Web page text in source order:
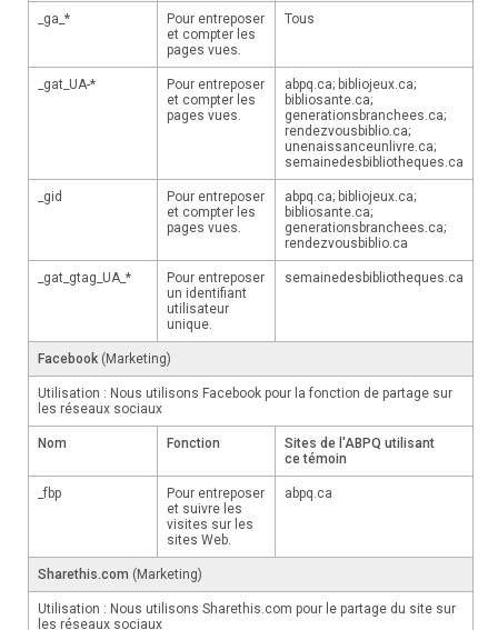
_ga_*
Pour entreposer
et compter les
pages vues.
Tous
_gat_UA-*
Pour entreposer
et compter les
pages vues.
abpq.ca; bibliojeux.ca;
bibliosante.ca;
generationsbranchees.ca;
rendezvousbiblio.ca;
unenaissanceunlivre.ca;
semainedesbibliotheques.ca
_gid
Pour entreposer
et compter les
pages vues.
abpq.ca; bibliojeux.ca;
bibliosante.ca;
generationsbranchees.ca;
rendezvousbiblio.ca
_gat_gtag_UA_*
Pour entreposer
un identifiant
utilisateur
unique.
semainedesbibliotheques.ca
Facebook (Marketing)
Utilisation : Nous utilisons Facebook pour la fonction de partage sur
les réseaux sociaux
Nom Fonction
Sites de l'ABPQ utilisant
ce témoin
_fbp
Pour entreposer
et suivre les
visites sur les
sites Web.
abpq.ca
Sharethis.com (Marketing)
Utilisation : Nous utilisons Sharethis.com pour le partage du site sur
les réseaux sociaux